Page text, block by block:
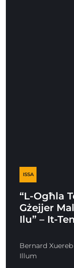
ISSA
“L-Ogħla
Gżejjer
Ilu” – It-
Bernard Xuereb
Illum